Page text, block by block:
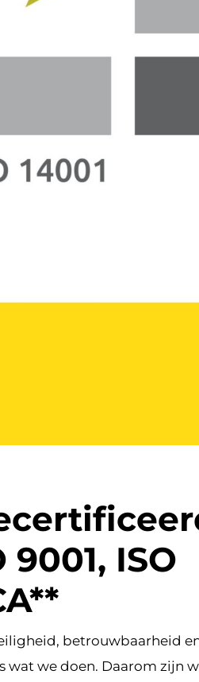
ISO
betrouwbaarheid
wat we doen. Daarom zijn